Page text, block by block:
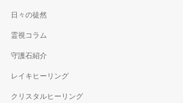
日々の徒然
霊視コラム
守護石紹介
レイキヒーリング
クリスタルヒーリング